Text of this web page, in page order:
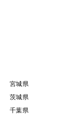
宮城県
茨城県
千葉県